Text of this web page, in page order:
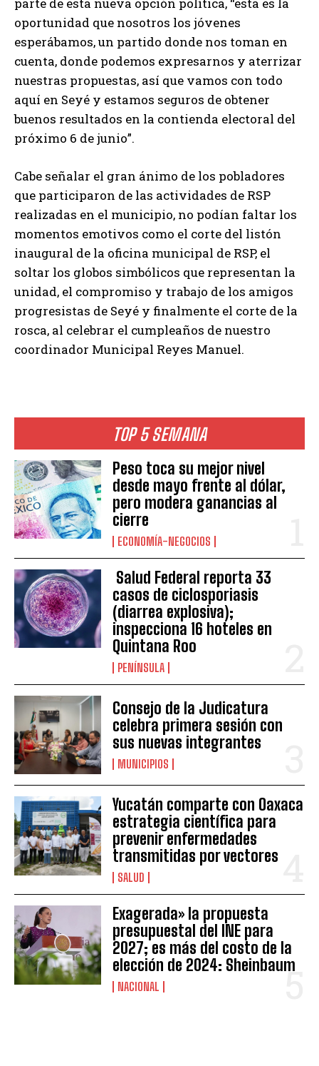
TOP 5 SEMANA
Peso toca su mejor nivel
desde mayo frente al dólar,
pero modera ganancias al
cierre
ECONOMÍA-NEGOCIOS
Salud Federal reporta 33
casos de ciclosporiasis
(diarrea explosiva);
inspecciona 16 hoteles en
Quintana Roo
PENÍNSULA
Consejo de la Judicatura
celebra primera sesión con
sus nuevas integrantes
MUNICIPIOS
Yucatán comparte con Oaxaca
estrategia científica para
prevenir enfermedades
transmitidas por vectores
SALUD
Exagerada» la propuesta
presupuestal del INE para
2027; es más del costo de la
elección de 2024: Sheinbaum
NACIONAL
parte de esta nueva opción política, “esta es la
oportunidad que nosotros los jóvenes
esperábamos, un partido donde nos toman en
cuenta, donde podemos expresarnos y aterrizar
nuestras propuestas, así que vamos con todo
aquí en Seyé y estamos seguros de obtener
buenos resultados en la contienda electoral del
próximo 6 de junio”.
Cabe señalar el gran ánimo de los pobladores
que participaron de las actividades de RSP
realizadas en el municipio, no podían faltar los
momentos emotivos como el corte del listón
inaugural de la oficina municipal de RSP, el
soltar los globos simbólicos que representan la
unidad, el compromiso y trabajo de los amigos
progresistas de Seyé y finalmente el corte de la
rosca, al celebrar el cumpleaños de nuestro
coordinador Municipal Reyes Manuel.